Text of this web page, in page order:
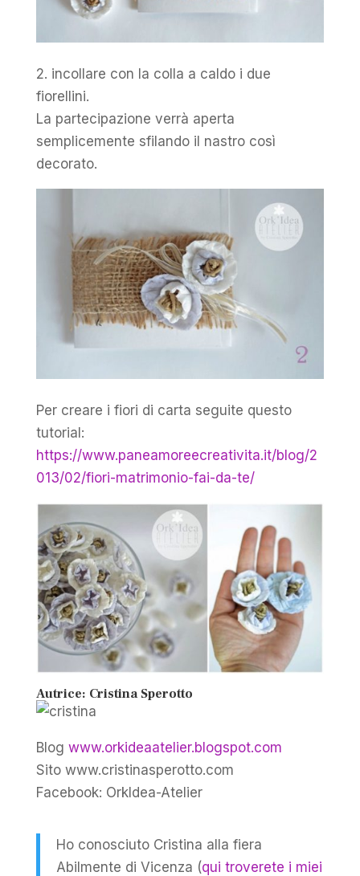
2. incollare con la colla a caldo i due
fiorellini.
La partecipazione verrà aperta
semplicemente sfilando il nastro così
decorato.
Per creare i fiori di carta seguite questo
tutorial:
https://www.paneamoreecreativita.it/blog/2
013/02/fiori-matrimonio-fai-da-te/
Autrice: Cristina Sperotto
Blog www.orkideaatelier.blogspot.com
Sito www.cristinasperotto.com
Facebook: OrkIdea-Atelier
Ho conosciuto Cristina alla fiera
Abilmente di Vicenza (qui troverete i miei